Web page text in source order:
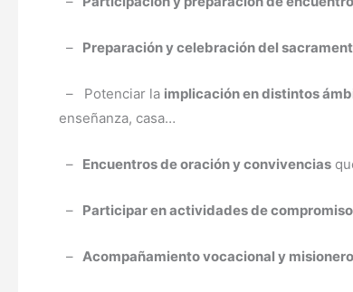
– Preparación y celebración del
– Potenciar la implicación en distintos
enseñanza, casa…
– Encuentros de oración y convivencias
– Participar en actividades de
– Acompañamiento vocacional y